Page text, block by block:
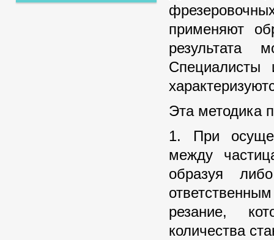
применяют
результата
Специалисты
Эта методика
1. При
между
образуя
резание,
количества